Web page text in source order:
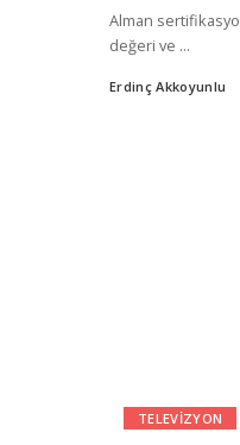
Alman
değeri ve ...
Posted
Erdinç Akkoyunlu
TELEVIZYON